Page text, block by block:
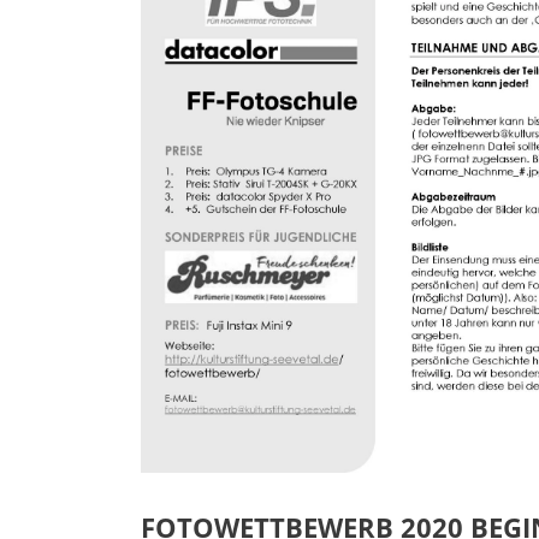
FOTOWETTBEWERB 2020